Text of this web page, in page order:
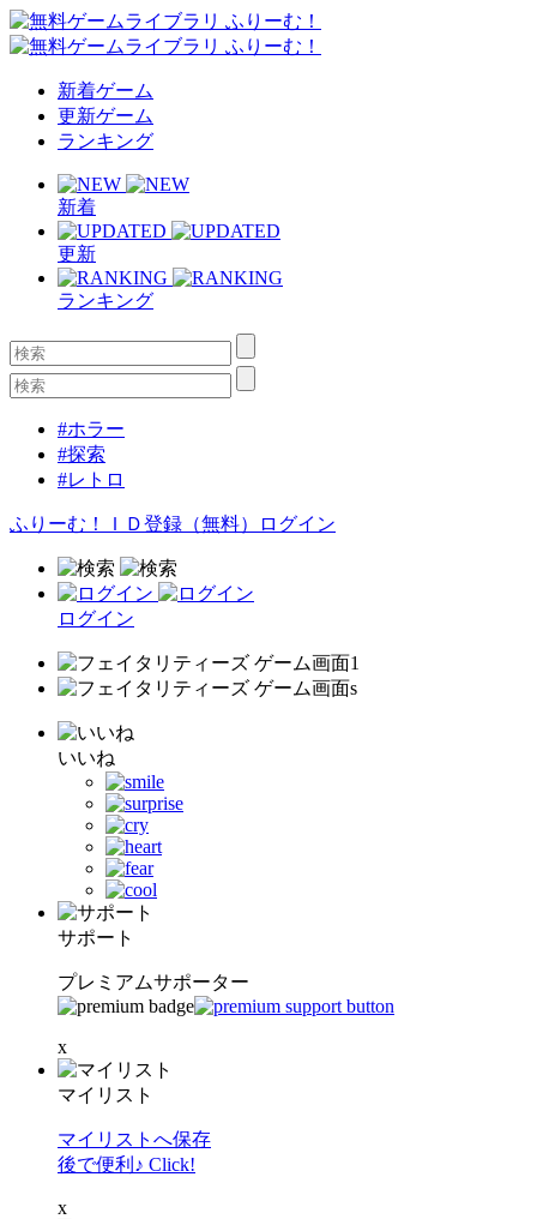
新着ゲーム
更新ゲーム
ランキング
新着
更新
ランキング
#ホラー
#探索
#レトロ
ふりーむ！ＩＤ登録（無料） ログイン
ログイン
いいね
サポート
プレミアムサポーター
x
マイリスト
マイリストへ保存
後で便利♪ Click!
x